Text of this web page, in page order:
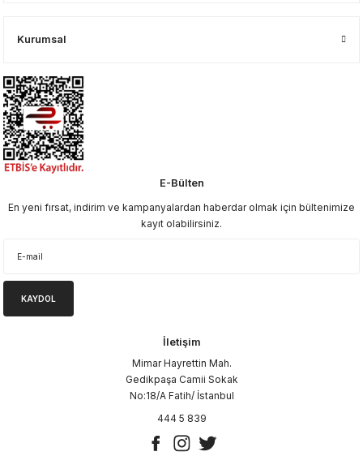
Kurumsal
E-Bülten
En yeni fırsat, indirim ve kampanyalardan haberdar olmak için bültenimize
kayıt olabilirsiniz.
KAYDOL
İletişim
Mimar Hayrettin Mah.
Gedikpaşa Camii Sokak
No:18/A Fatih/ İstanbul
444 5 839